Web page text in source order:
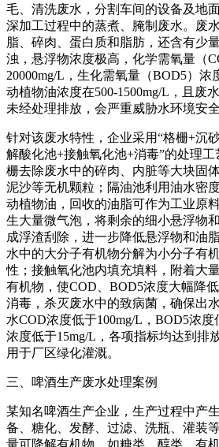
毛、清洗废水，分割车间的设备及地
深加工过程中的蒸煮、腌制废水。废
脂、碎肉、蛋白质和脂肪，还含有少
浊，悬浮物浓度极高，化学需氧量（
20000mg/L，生化需氧量（BOD5）浓
动植物油浓度在500-1500mg/L，且废
未经处理排放，会严重威胁水环境安
针对该废水特性，企业采用“格栅+沉
解酸化池+接触氧化池+消毒”的处理
栅去除废水中的碎肉、内脏等大块固
泥沙等无机颗粒；隔油池利用油水密
动植物油，回收的油脂可作为工业原
生大量微气泡，将剩余的细小悬浮物
成浮渣刮除，进一步降低悬浮物和油
水中的大分子有机物分解为小分子有
性；接触氧化池内填充填料，附着大
有机物，使COD、BOD5浓度大幅降
消毒，杀灭废水中的致病菌，确保出
水COD浓度低于100mg/L，BOD5浓
浓度低于15mg/L，各项指标均达到排
用于厂区绿化灌溉。
三、啤酒生产废水处理案例
某知名啤酒生产企业，生产过程中产
备、糖化、发酵、过滤、洗瓶、灌装
量可降解有机物，如糖类、醇类、有